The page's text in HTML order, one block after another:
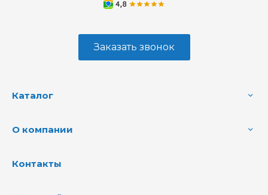
Заказать звонок
Каталог
О компании
Контакты